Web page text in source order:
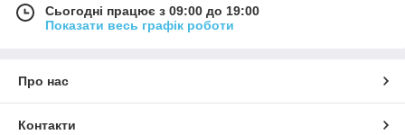
Сьогодні працює з 09:00 до 19:00
Показати весь графік роботи
Про нас
Контакти